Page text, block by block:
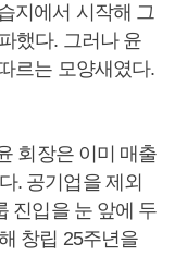
지에서 시작해 그
했다. 그러나 윤
르는 모양새였다.
회장은 이미 매출
. 공기업을 제외
진입을 눈 앞에 두
창립 25주년을